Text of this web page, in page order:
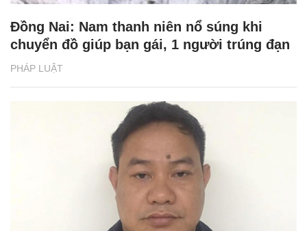
PHÁP LUẬT
Đồng Nai: Nam thanh niên nổ súng khi
chuyển đồ giúp bạn gái, 1 người trúng đạn